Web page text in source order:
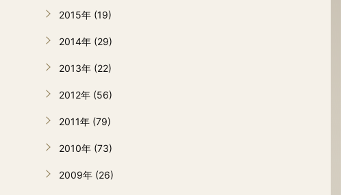
2015年 (19)
2014年 (29)
2013年 (22)
2012年 (56)
2011年 (79)
2010年 (73)
2009年 (26)